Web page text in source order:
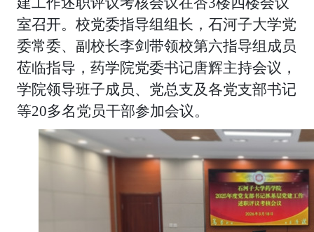
室召开。校党委指导组组长，石河子大学党
委常委、副校长李剑带领校第六指导组成员
莅临指导，药学院党委书记唐辉主持会议，
学院领导班子成员、党总支及各党支部书记
等20多名党员干部参加会议。